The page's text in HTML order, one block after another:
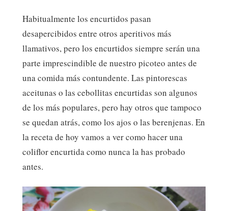
Habitualmente los encurtidos pasan
desapercibidos entre otros aperitivos más
llamativos, pero los encurtidos siempre serán una
parte imprescindible de nuestro picoteo antes de
una comida más contundente. Las pintorescas
aceitunas o las cebollitas encurtidas son algunos
de los más populares, pero hay otros que tampoco
se quedan atrás, como los ajos o las berenjenas. En
la receta de hoy vamos a ver como hacer una
coliflor encurtida como nunca la has probado
antes.